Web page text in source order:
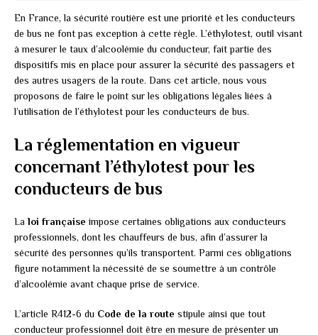
En France, la sécurité routière est une priorité et les conducteurs
de bus ne font pas exception à cette règle. L’éthylotest, outil visant
à mesurer le taux d’alcoolémie du conducteur, fait partie des
dispositifs mis en place pour assurer la sécurité des passagers et
des autres usagers de la route. Dans cet article, nous vous
proposons de faire le point sur les obligations légales liées à
l’utilisation de l’éthylotest pour les conducteurs de bus.
La réglementation en vigueur
concernant l’éthylotest pour les
conducteurs de bus
La loi française impose certaines obligations aux conducteurs
professionnels, dont les chauffeurs de bus, afin d’assurer la
sécurité des personnes qu’ils transportent. Parmi ces obligations
figure notamment la nécessité de se soumettre à un contrôle
d’alcoolémie avant chaque prise de service.
L’article R412-6 du Code de la route stipule ainsi que tout
conducteur professionnel doit être en mesure de présenter un